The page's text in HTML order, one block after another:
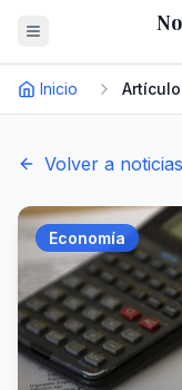
Inicio Artículo
Volver a noticias
Economía